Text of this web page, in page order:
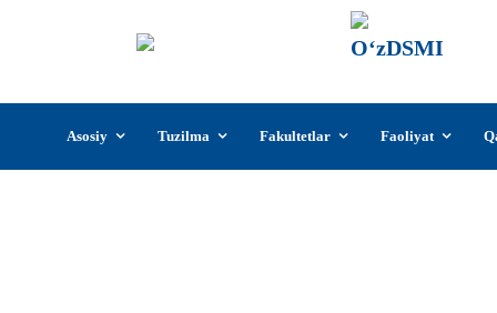
content
Asosiy Tuzilma Fakultetlar Faoliyat